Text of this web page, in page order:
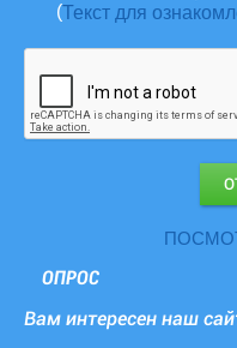
(Текст для
ОПРОС
Вам интересен наш